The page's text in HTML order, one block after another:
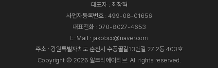
대표자 : 최창혁
사업자등록번호 : 499-08-01656
대표전화 : 070-8027-4653
E-Mail : jakobcc@naver.com
주소 : 강원특별자치도 춘천시 수풍골길13번길 27 2동 403호
Copyright © 2026 알크리에이티브. All rights reserved.